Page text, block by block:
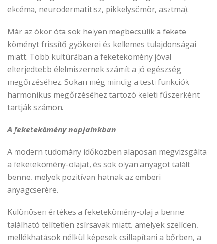
ekcéma, neurodermatitisz, pikkelysömör, asztma).
Már az ókor óta sok helyen megbecsülik a fekete
köményt frissítő gyökerei és kellemes tulajdonságai
miatt. Több kultúrában a feketekömény jóval
elterjedtebb élelmiszernek számít a jó egészség
megőrzéséhez. Sokan még mindig a testi funkciók
harmonikus megőrzéséhez tartozó keleti fűszerként
tartják számon.
A feketekömény napjainkban
A modern tudomány időközben alaposan megvizsgálta
a feketekömény-olajat, és sok olyan anyagot talált
benne, melyek pozitívan hatnak az emberi
anyagcserére.
Különösen értékes a feketekömény-olaj a benne
található telítetlen zsírsavak miatt, amelyek szelíden,
mellékhatások nélkül képesek csillapítani a bőrben, a